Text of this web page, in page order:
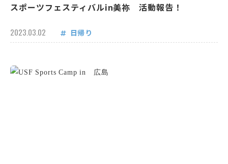
スポーツフェスティバルin美祢 活動報告！
2023.03.02 日帰り